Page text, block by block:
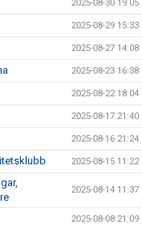
2025-08-30 19:05
2025-08-29 15:33
2025-08-27 14:08
2025-08-23 16:38
2025-08-22 18:04
2025-08-17 21:40
2025-08-16 21:24
2025-08-15 11:22
2025-08-14 11:37
2025-08-08 21:09